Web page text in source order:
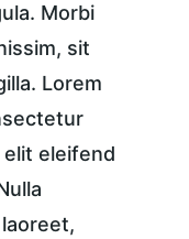
Morbi
sit
Lorem
eleifend